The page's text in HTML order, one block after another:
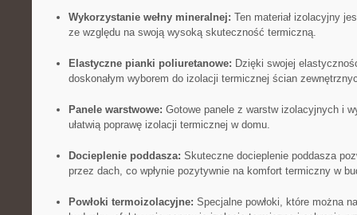
Wykorzystanie ⁤wełny mineralnej: Ten ‍materiał izolacyjny
ze ⁣względu na swoją wysoką skuteczność termiczną.
Elastyczne⁢ pianki poliuretanowe: ‍Dzięki swojej
doskonałym ‍wyborem‍ do izolacji termicznej ścian
Panele warstwowe: Gotowe panele z warstw⁤ izolacyjnych i
‌ułatwią poprawę izolacji termicznej‌ w ⁤domu.
Docieplenie ‍poddasza: Skuteczne ​docieplenie ‍poddasza
przez dach,⁣ co wpłynie pozytywnie na ‍komfort termiczny w
Powłoki termoizolacyjne: ⁤Specjalne powłoki, które można